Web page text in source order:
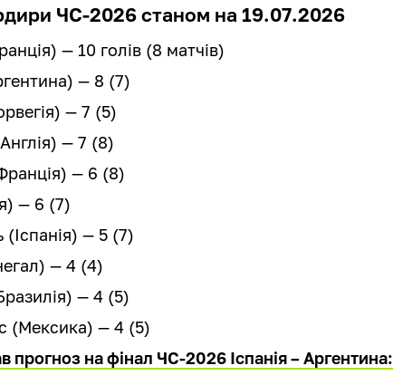
ЧС-2026 станом на 19.07.2026
— 10 голів (8 матчів)
— 8 (7)
— 7 (5)
— 7 (8)
— 6 (8)
— 6 (7)
— 5 (7)
— 4 (4)
— 4 (5)
(Мексика) — 4 (5)
прогноз на фінал ЧС-2026 Іспанія – Аргентина: